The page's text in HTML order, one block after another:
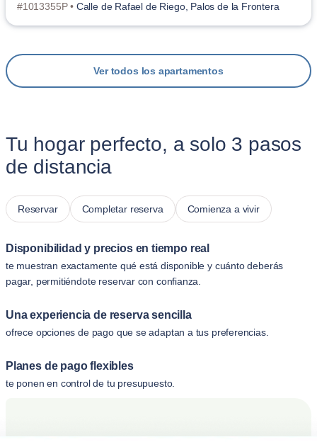
#1013355P • Calle de Rafael de Riego, Palos de la Frontera
Ver todos los apartamentos
Tu hogar perfecto, a solo 3 pasos
de distancia
Reservar Completar reserva Comienza a vivir
Disponibilidad y precios en tiempo real
te muestran exactamente qué está disponible y cuánto deberás
pagar, permitiéndote reservar con confianza.
Una experiencia de reserva sencilla
ofrece opciones de pago que se adaptan a tus preferencias.
Planes de pago flexibles
te ponen en control de tu presupuesto.